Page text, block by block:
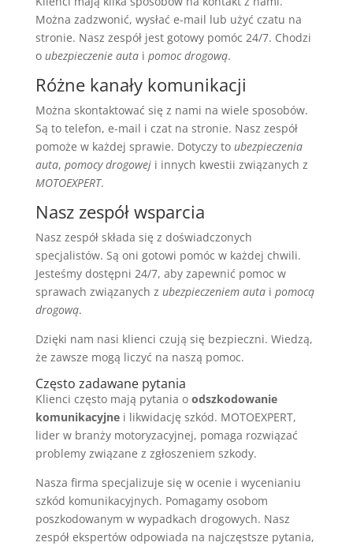
Można zadzwonić, wysłać e-mail lub użyć czatu na
stronie. Nasz zespół jest gotowy pomóc 24/7. Chodzi
o ubezpieczenie autai pomoc drogową.
Różne kanały komunikacji
Można skontaktować się z nami na wiele sposobów.
Są to telefon, e-mail i czat na stronie. Nasz zespół
pomoże w każdej sprawie. Dotyczy to ubezpieczenia
auta, pomocy drogoweji innych kwestii związanych z
MOTOEXPERT.
Nasz zespół wsparcia
Nasz zespół składa się z doświadczonych
specjalistów. Są oni gotowi pomóc w każdej chwili.
Jesteśmy dostępni 24/7, aby zapewnić pomoc w
sprawach związanych z ubezpieczeniem autai pomocą
drogową.
Dzięki nam nasi klienci czują się bezpieczni. Wiedzą,
że zawsze mogą liczyć na naszą pomoc.
Często zadawane pytania
Klienci często mają pytania o odszkodowanie
komunikacyjnei likwidację szkód. MOTOEXPERT,
lider w branży motoryzacyjnej, pomaga rozwiązać
problemy związane z zgłoszeniem szkody.
Nasza firma specjalizuje się w ocenie i wycenianiu
szkód komunikacyjnych. Pomagamy osobom
poszkodowanym w wypadkach drogowych. Nasz
zespół ekspertów odpowiada na najczęstsze pytania,